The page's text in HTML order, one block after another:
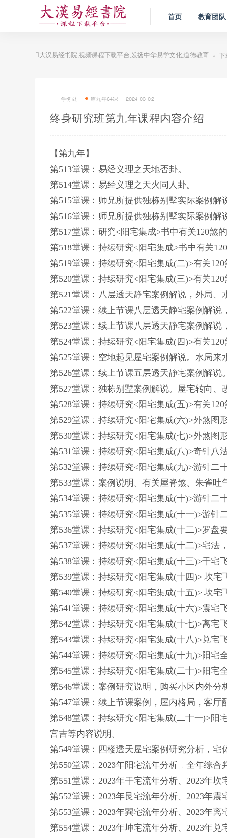
首页 教育团队
大汉易经书院,视频课程下载平台,发扬中华易学文化,道德教育 » 下
学务处 第九年64课 2024-03-02
终身研究班第九年课程内容介绍
【第九年】
第513堂课：易经义理之天地否卦。
第514堂课：易经义理之天火同人卦。
第515堂课：师兄所提供独栋别墅实际案例解
第516堂课：师兄所提供独栋别墅实际案例解
第517堂课：研究<阳宅集成>书中有关120煞
第518堂课：持续研究<阳宅集成>书中有关
第519堂课：持续研究<阳宅集成(二)>有关120
第520堂课：持续研究<阳宅集成(三)>有关120
第521堂课：八层透天静宅案例解说，外局、
第522堂课：续上节课八层透天静宅案例解说
第523堂课：续上节课八层透天静宅案例解说
第524堂课：持续研究<阳宅集成(四)>有关120
第525堂课：空地起见屋宅案例解说。水局来
第526堂课：续上节课五层透天静宅案例解说
第527堂课：独栋别墅案例解说。屋宅转向、
第528堂课：持续研究<阳宅集成(五)>有关120
第529堂课：持续研究<阳宅集成(六)>外煞图形
第530堂课：持续研究<阳宅集成(七)>外煞图
第531堂课：持续研究<阳宅集成(八)>奇针八法
第532堂课：持续研究<阳宅集成(九)>游针二
第533堂课：案例说明。有关屋脊煞、朱雀吐
第534堂课：持续研究<阳宅集成(十)>游针二
第535堂课：持续研究<阳宅集成(十一)>游针
第536堂课：持续研究<阳宅集成(十二)>罗盘
第537堂课：持续研究<阳宅集成(十二)>宅法
第538堂课：持续研究<阳宅集成(十三)>干宅
第539堂课：持续研究<阳宅集成(十四)> 坎宅
第540堂课：持续研究<阳宅集成(十五)> 坎宅
第541堂课：持续研究<阳宅集成(十六)>震宅
第542堂课：持续研究<阳宅集成(十七)>离宅
第543堂课：持续研究<阳宅集成(十八)>兑宅
第544堂课：持续研究<阳宅集成(十九)>阳宅
第545堂课：持续研究<阳宅集成(二十)>阳宅
第546堂课：案例研究说明，购买小区内外分
第547堂课：续上节课案例，屋内格局，客厅
第548堂课：持续研究<阳宅集成(二十一)>阳
宫吉等内容说明。
第549堂课：四楼透天屋宅案例研究分析，宅
第550堂课：2023年阳宅流年分析，全年综合
第551堂课：2023年干宅流年分析、2023年坎
第552堂课：2023年艮宅流年分析、2023年震
第553堂课：2023年巽宅流年分析、2023年离
第554堂课：2023年坤宅流年分析、2023年兑